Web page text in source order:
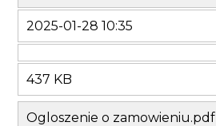
2025-01-28 10:35
437 KB
Ogloszenie o zamowieniu.pdf